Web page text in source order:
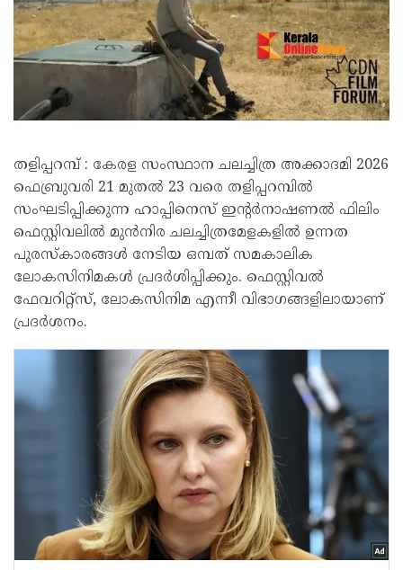
തളിപ്പറമ്പ് : കേരള സംസ്ഥാന ചലച്ചിത്ര അക്കാദമി 2026
ഫെബ്രുവരി 21 മുതല്‍ 23 വരെ തളിപ്പറമ്പില്‍
സംഘടിപ്പിക്കുന്ന ഹാപ്പിനെസ് ഇന്റര്‍നാഷണല്‍ ഫിലിം
ഫെസ്റ്റിവലില്‍ മുന്‍നിര ചലച്ചിത്രമേളകളില്‍ ഉന്നത
പുരസ്‌കാരങ്ങള്‍ നേടിയ ഒമ്പത് സമകാലിക
ലോകസിനിമകള്‍ പ്രദര്‍ശിപ്പിക്കും. ഫെസ്റ്റിവല്‍
ഫേവറിറ്റ്‌സ്, ലോകസിനിമ എന്നീ വിഭാഗങ്ങളിലായാണ്
പ്രദര്‍ശനം.